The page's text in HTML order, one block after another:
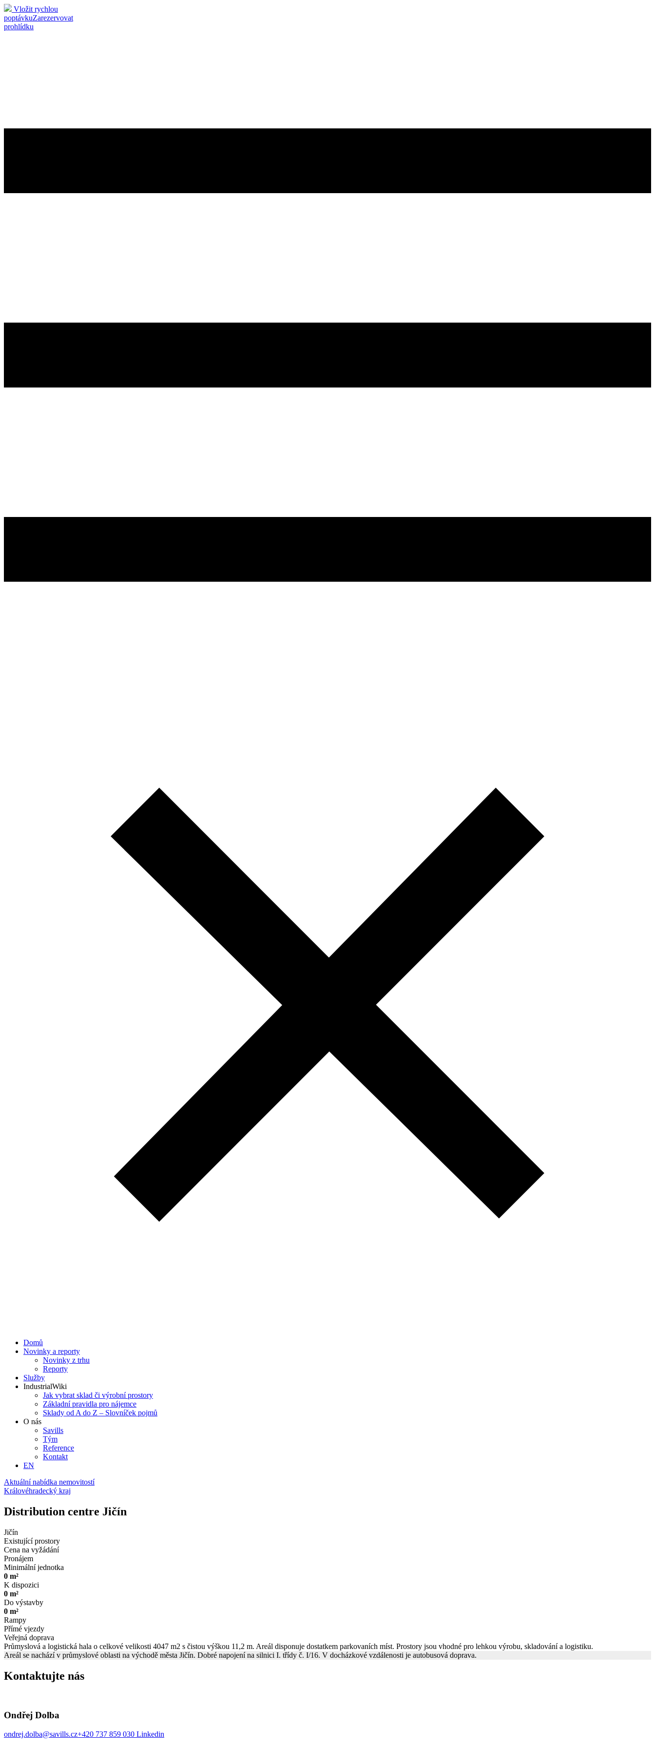
Vložit rychlou
poptávkuZarezervovat
prohlídku
Domů
Novinky a reporty
Novinky z trhu
Reporty
Služby
IndustrialWiki
Jak vybrat sklad či výrobní prostory
Základní pravidla pro nájemce
Sklady od A do Z – Slovníček pojmů
O nás
Savills
Tým
Reference
Kontakt​
EN
Aktuální nabídka nemovitostí
Královéhradecký kraj
Distribution centre Jičín
Jičín
Existující prostory
Cena na vyžádání
Pronájem
Minimální jednotka
0 m²
K dispozici
0 m²
Do výstavby
0 m²
Rampy
Přímé vjezdy
Veřejná doprava
Průmyslová a logistická hala o celkové velikosti 4047 m2 s čistou výškou 11,2 m. Areál disponuje dostatkem parkovaních míst. Prostory jsou vhodné pro lehkou výrobu, skladování a logistiku.
Areál se nachází v průmyslové oblasti na východě města Jičín. Dobré napojení na silnici I. třídy č. I/16. V docházkové vzdálenosti je autobusová doprava.
Kontaktujte nás
Ondřej Dolba
ondrej.dolba@savills.cz+420 737 859 030 Linkedin